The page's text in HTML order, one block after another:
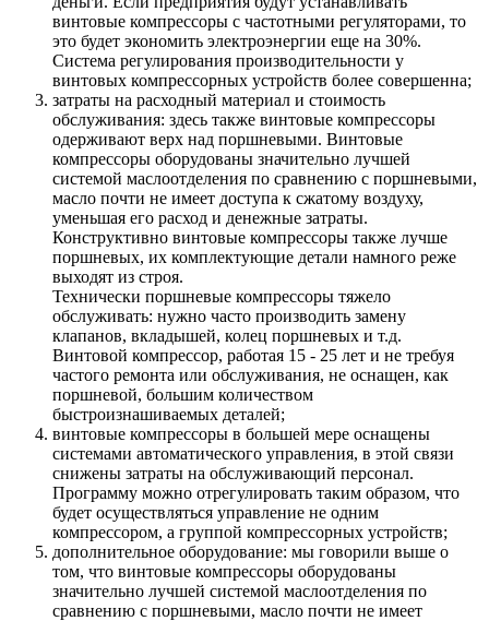
винтовые компрессоры с частотными регуляторами, то
это будет экономить электроэнергии еще на 30%.
Система регулирования производительности у
винтовых компрессорных устройств более совершенна;
затраты на расходный материал и стоимость
обслуживания: здесь также винтовые компрессоры
одерживают верх над поршневыми. Винтовые
компрессоры оборудованы значительно лучшей
системой маслоотделения по сравнению с поршневыми,
масло почти не имеет доступа к сжатому воздуху,
уменьшая его расход и денежные затраты.
Конструктивно винтовые компрессоры также лучше
поршневых, их комплектующие детали намного реже
выходят из строя.
Технически поршневые компрессоры тяжело
обслуживать: нужно часто производить замену
клапанов, вкладышей, колец поршневых и т.д.
Винтовой компрессор, работая 15 - 25 лет и не требуя
частого ремонта или обслуживания, не оснащен, как
поршневой, большим количеством
быстроизнашиваемых деталей;
винтовые компрессоры в большей мере оснащены
системами автоматического управления, в этой связи
снижены затраты на обслуживающий персонал.
Программу можно отрегулировать таким образом, что
будет осуществляться управление не одним
компрессором, а группой компрессорных устройств;
дополнительное оборудование: мы говорили выше о
том, что винтовые компрессоры оборудованы
значительно лучшей системой маслоотделения по
сравнению с поршневыми, масло почти не имеет